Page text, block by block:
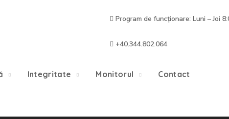
Program de funcționare: Luni – Joi
+40.344.802.064
Integritate Monitorul Contact